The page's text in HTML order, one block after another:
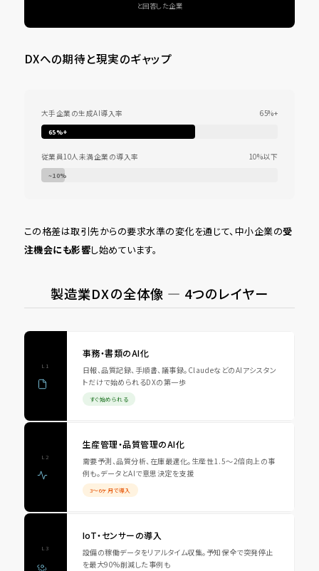
と回答した企業
DXへの期待と現実のギャップ
大手企業の生成AI導入率 65%+
65%+
従業員10人未満企業の導入率 10%以下
~10%
この格差は取引先からの要求水準の変化を通じて、中小企業の受
注機会にも影響し始めています。
製造業DXの全体像 ― 4つのレイヤー
L1
事務・書類のAI化
日報、品質記録、手順書、議事録。ClaudeなどのAIアシスタン
トだけで始められるDXの第一歩
すぐ始められる
L2
生産管理・品質管理のAI化
需要予測、品質分析、在庫最適化。生産性1.5〜2倍向上の事
例も。データとAIで意思決定を支援
3〜6ヶ月で導入
L3
IoT・センサーの導入
設備の稼働データをリアルタイム収集。予知保全で突発停止
を最大90%削減した事例も